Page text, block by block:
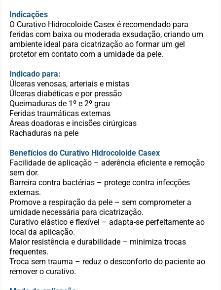
Indicações
O Curativo Hidrocoloide Casex é recomendado para
feridas com baixa ou moderada exsudação, criando um
ambiente ideal para cicatrização ao formar um gel
protetor em contato com a umidade da pele.
Indicado para:
Úlceras venosas, arteriais e mistas
Úlceras diabéticas e por pressão
Queimaduras de 1º e 2º grau
Feridas traumáticas externas
Áreas doadoras e incisões cirúrgicas
Rachaduras na pele
Benefícios do Curativo Hidrocoloide Casex
Facilidade de aplicação – aderência eficiente e remoção
sem dor.
Barreira contra bactérias – protege contra infecções
externas.
Promove a respiração da pele – sem comprometer a
umidade necessária para cicatrização.
Curativo elástico e flexível – adapta-se perfeitamente ao
local da aplicação.
Maior resistência e durabilidade – minimiza trocas
frequentes.
Troca sem trauma – reduz o desconforto do paciente ao
remover o curativo.